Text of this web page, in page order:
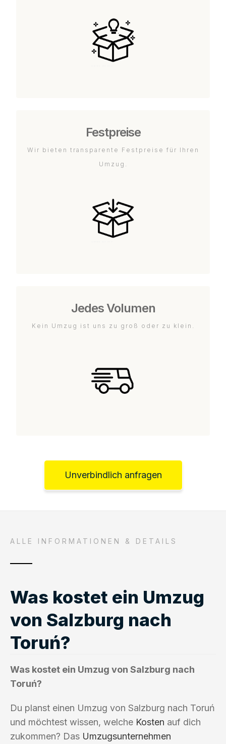
Festpreise
Wir bieten transparente Festpreise für Ihren
Umzug.
Jedes Volumen
Kein Umzug ist uns zu groß oder zu klein.
Unverbindlich anfragen
ALLE INFORMATIONEN & DETAILS
Was kostet ein Umzug
von Salzburg nach
Toruń?
Was kostet ein Umzug von Salzburg nach
Toruń?
Du planst einen Umzug von Salzburg nach Toruń
und möchtest wissen, welche Kosten auf dich
zukommen? Das Umzugsunternehmen